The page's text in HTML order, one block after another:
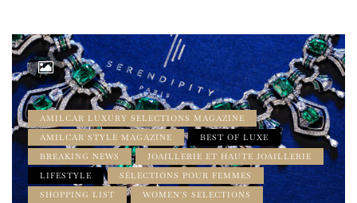
AMILCAR LUXURY SELECTIONS MAGAZINE
AMILCAR STYLE MAGAZINE
BEST OF LUXE
BREAKING NEWS
JOAILLERIE ET HAUTE JOAILLERIE
LIFESTYLE
SÉLECTIONS POUR FEMMES
SHOPPING LIST
WOMEN'S SELECTIONS